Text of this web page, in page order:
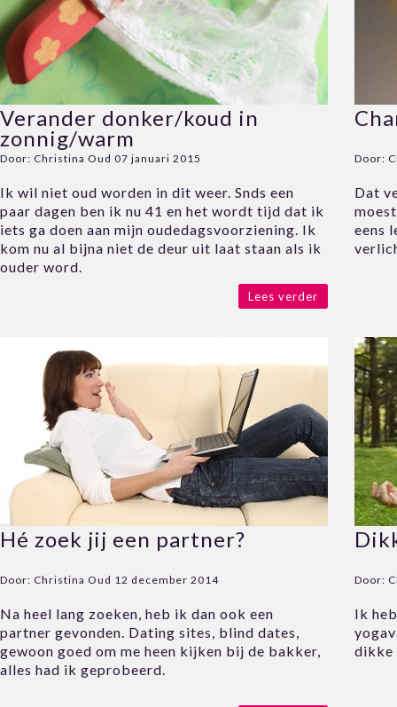
Verander donker/koud in
zonnig/warm
Door: Christina Oud 07 januari 2015
Ik wil niet oud worden in dit weer. Snds een
paar dagen ben ik nu 41 en het wordt tijd dat ik
iets ga doen aan mijn oudedagsvoorziening. Ik
kom nu al bijna niet de deur uit laat staan als ik
ouder word.
Lees verder
Door:
Dat
eens
Hé zoek jij een partner?
Door: Christina Oud 12 december 2014
Na heel lang zoeken, heb ik dan ook een
partner gevonden. Dating sites, blind dates,
gewoon goed om me heen kijken bij de bakker,
alles had ik geprobeerd.
Door:
Ik
dikke